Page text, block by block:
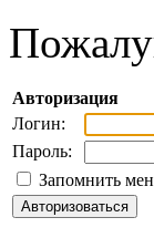
Авторизация
Логин:
Пароль:
Запомнить